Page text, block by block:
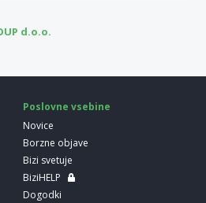
d.o.o.
Poslovne vsebine
Novice
Borzne objave
Bizi svetuje
BiziHELP
Dogodki